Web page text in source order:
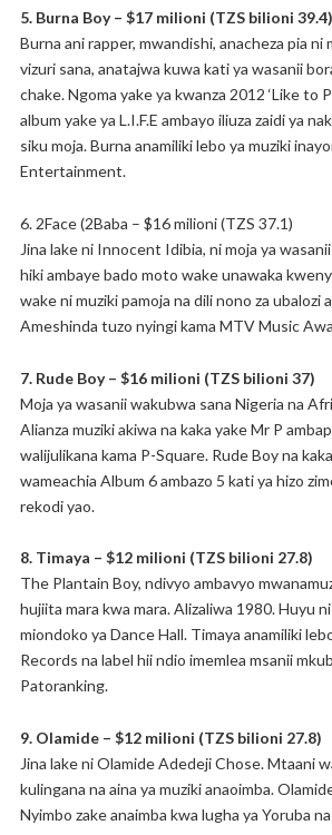
5. Burna Boy – $17 milioni (TZS bilioni 39.4)
Burna ani rapper, mwandishi, anacheza pia ni
vizuri sana, anatajwa kuwa kati ya wasanii
chake. Ngoma yake ya kwanza 2012 ‘Like to
album yake ya L.I.F.E ambayo iliuza zaidi ya
siku moja. Burna anamiliki lebo ya muziki
Entertainment.
6. 2Face (2Baba – $16 milioni (TZS 37.1)
Jina lake ni Innocent Idibia, ni moja ya
hiki ambaye bado moto wake unawaka
wake ni muziki pamoja na dili nono za ubalozi
Ameshinda tuzo nyingi kama MTV Music
7. Rude Boy – $16 milioni (TZS bilioni 37)
Moja ya wasanii wakubwa sana Nigeria na
Alianza muziki akiwa na kaka yake Mr P
walijulikana kama P-Square. Rude Boy na
wameachia Album 6 ambazo 5 kati ya hizo
rekodi yao.
8. Timaya – $12 milioni (TZS bilioni 27.8)
The Plantain Boy, ndivyo ambavyo
hujiita mara kwa mara. Alizaliwa 1980. Huyu
miondoko ya Dance Hall. Timaya anamiliki
Records na label hii ndio imemlea msanii
Patoranking.
9. Olamide – $12 milioni (TZS bilioni 27.8)
Jina lake ni Olamide Adedeji Chose. Mtaani
kulingana na aina ya muziki anaoimba.
Nyimbo zake anaimba kwa lugha ya Yoruba